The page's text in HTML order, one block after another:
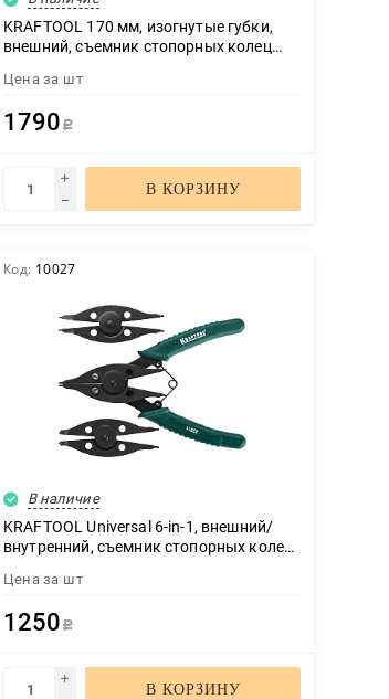
KRAFTOOL 170 мм, изогнутые губки,
внешний, съемник стопорных колец
Цена за шт
1790 Р
В КОРЗИНУ
Код: 10027
В наличие
KRAFTOOL Universal 6-in-1, внешний/
внутренний, съемник стопорных колец
Цена за шт
1250 Р
В КОРЗИНУ